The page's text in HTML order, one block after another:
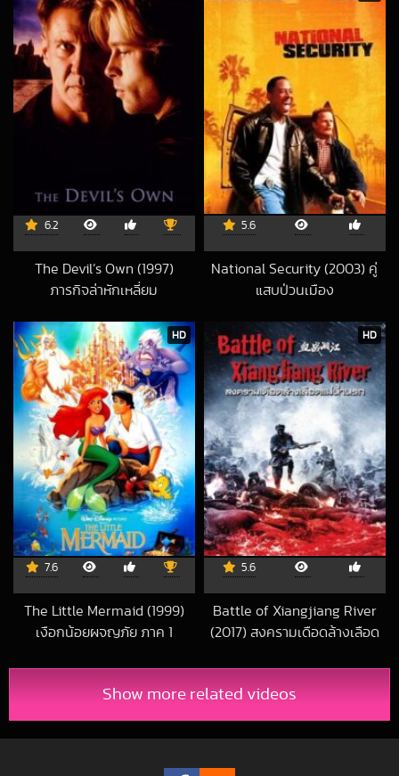
6.2
The Devil’s Own (1997)
ภารกิจล่าหักเหลี่ยม
5.6
National Security (2003) คู่
แสบป่วนเมือง
HD
7.6
The Little Mermaid (1999)
เงือกน้อยผจญภัย ภาค 1
HD
5.6
Battle of Xiangjiang River
(2017) สงครามเดือดล้างเลือด
Show more related videos